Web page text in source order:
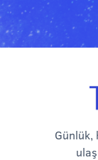
Günlük,